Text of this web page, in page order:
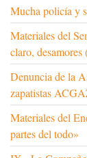
Mucha policía y
Materiales del
claro,
Denuncia de la
zapatistas
Materiales del
partes del todo»